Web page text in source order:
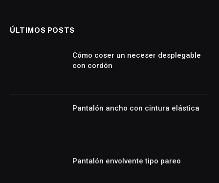
ÚLTIMOS POSTS
Cómo coser un neceser desplegable
con cordón
Pantalón ancho con cintura elástica
Pantalón envolvente tipo pareo